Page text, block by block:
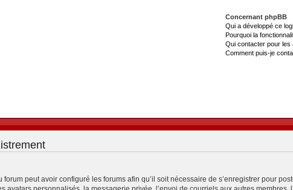
Concernant phpBB
Qui a développé ce
Pourquoi la
Qui contacter pour les
Comment puis-je
peut avoir configuré les forums afin qu’il soit nécessaire de s’enregistrer pour